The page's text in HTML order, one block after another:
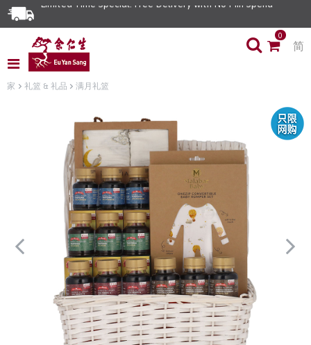
0
简
家 礼篮 & 礼品 满月礼篮